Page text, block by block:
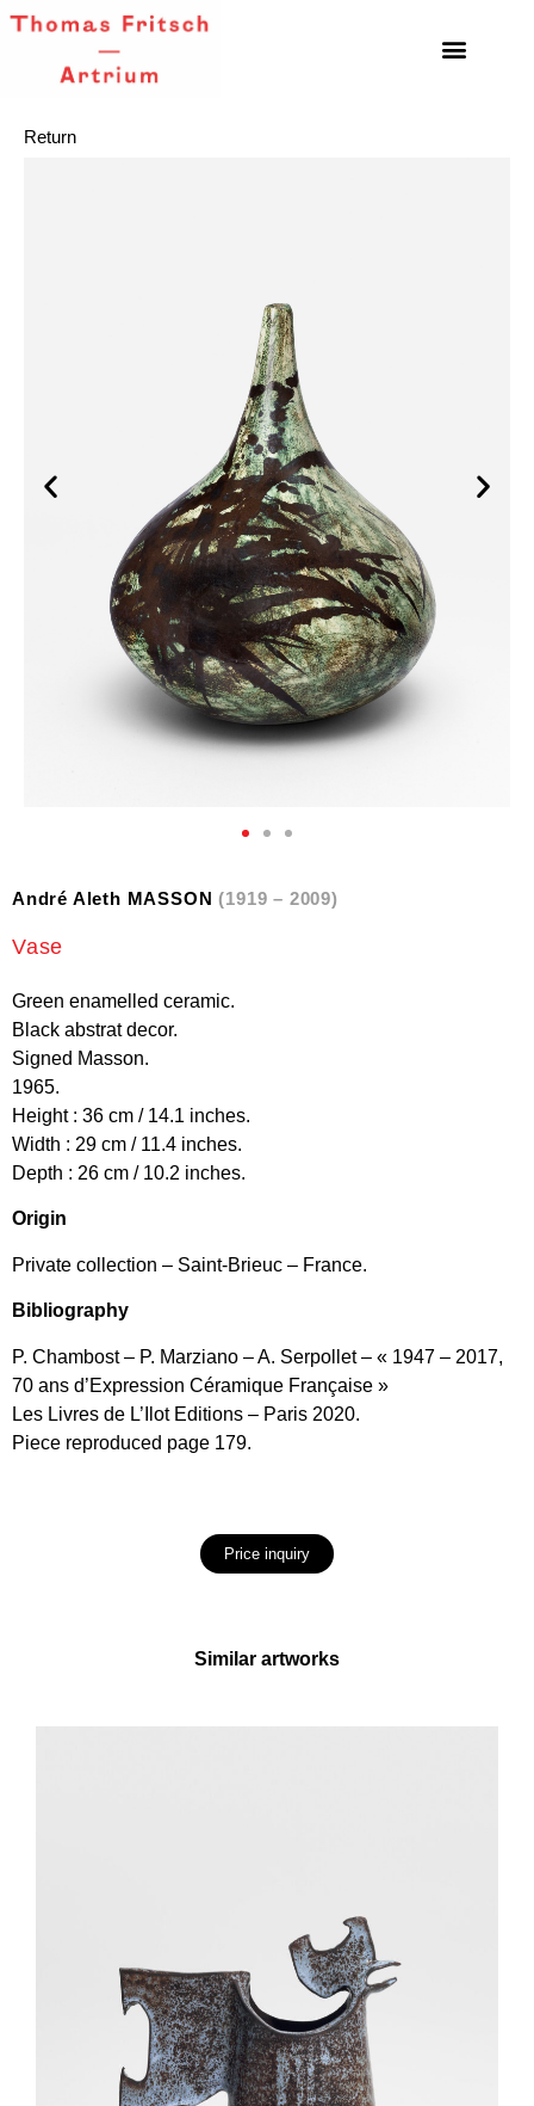
Return
André Aleth MASSON (1919 – 2009)
Vase
Green enamelled ceramic.
Black abstrat decor.
Signed Masson.
1965.
Height : 36 cm / 14.1 inches.
Width : 29 cm / 11.4 inches.
Depth : 26 cm / 10.2 inches.
Origin
Private collection – Saint-Brieuc – France.
Bibliography
P. Chambost – P. Marziano – A. Serpollet – « 1947 – 2017,
70 ans d’Expression Céramique Française »
Les Livres de L’Ilot Editions – Paris 2020.
Piece reproduced page 179.
Price inquiry
Similar artworks